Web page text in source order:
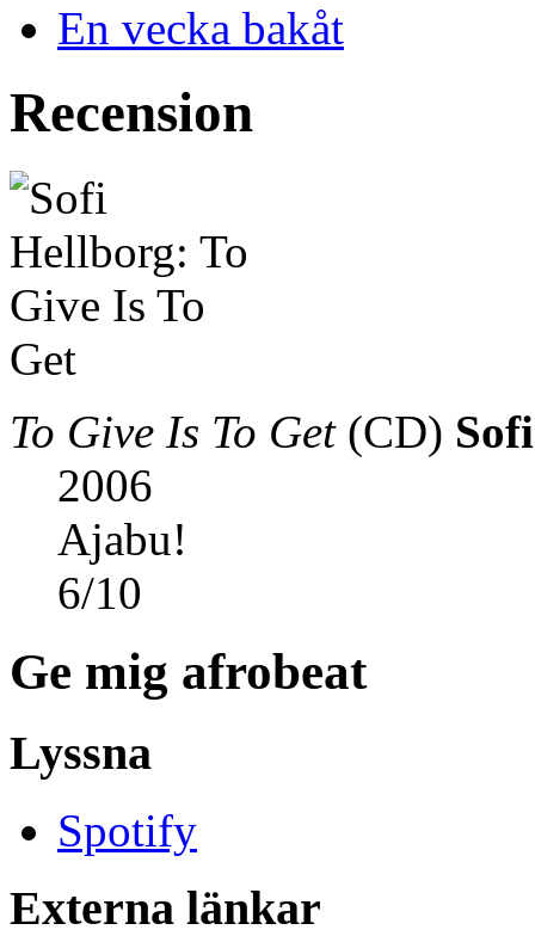
En vecka bakåt
Recension
To Give Is To Get(CD)
2006
Ajabu!
6/10
Ge mig afrobeat
Lyssna
Spotify
Externa länkar